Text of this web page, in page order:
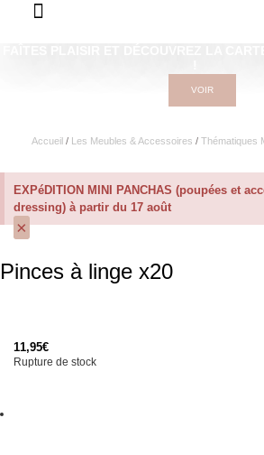
VOIR
Accueil / Les Meubles & Accessoires / Thématiques
EXPéDITION MINI PANCHAS (poupées et
dressing) à partir du 17 août
×
Pinces à linge x20
11,95€
Rupture de stock